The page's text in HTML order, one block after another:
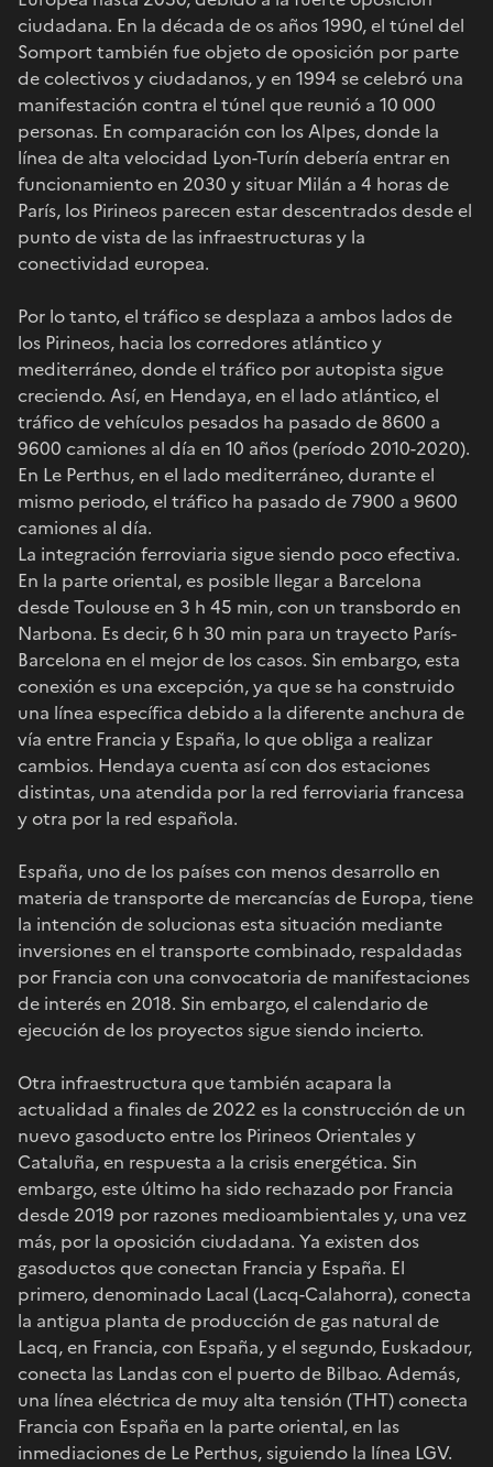
ciudadana. En la década de os años 1990, el túnel del
Somport también fue objeto de oposición por parte
de colectivos y ciudadanos, y en 1994 se celebró una
manifestación contra el túnel que reunió a 10 000
personas. En comparación con los Alpes, donde la
línea de alta velocidad Lyon-Turín debería entrar en
funcionamiento en 2030 y situar Milán a 4 horas de
París, los Pirineos parecen estar descentrados desde el
punto de vista de las infraestructuras y la
conectividad europea.
Por lo tanto, el tráfico se desplaza a ambos lados de
los Pirineos, hacia los corredores atlántico y
mediterráneo, donde el tráfico por autopista sigue
creciendo. Así, en Hendaya, en el lado atlántico, el
tráfico de vehículos pesados ha pasado de 8600 a
9600 camiones al día en 10 años (período 2010-2020).
En Le Perthus, en el lado mediterráneo, durante el
mismo periodo, el tráfico ha pasado de 7900 a 9600
camiones al día.
La integración ferroviaria sigue siendo poco efectiva.
En la parte oriental, es posible llegar a Barcelona
desde Toulouse en 3 h 45 min, con un transbordo en
Narbona. Es decir, 6 h 30 min para un trayecto París-
Barcelona en el mejor de los casos. Sin embargo, esta
conexión es una excepción, ya que se ha construido
una línea específica debido a la diferente anchura de
vía entre Francia y España, lo que obliga a realizar
cambios. Hendaya cuenta así con dos estaciones
distintas, una atendida por la red ferroviaria francesa
y otra por la red española.
España, uno de los países con menos desarrollo en
materia de transporte de mercancías de Europa, tiene
la intención de solucionas esta situación mediante
inversiones en el transporte combinado, respaldadas
por Francia con una convocatoria de manifestaciones
de interés en 2018. Sin embargo, el calendario de
ejecución de los proyectos sigue siendo incierto.
Otra infraestructura que también acapara la
actualidad a finales de 2022 es la construcción de un
nuevo gasoducto entre los Pirineos Orientales y
Cataluña, en respuesta a la crisis energética. Sin
embargo, este último ha sido rechazado por Francia
desde 2019 por razones medioambientales y, una vez
más, por la oposición ciudadana. Ya existen dos
gasoductos que conectan Francia y España. El
primero, denominado Lacal (Lacq-Calahorra), conecta
la antigua planta de producción de gas natural de
Lacq, en Francia, con España, y el segundo, Euskadour,
conecta las Landas con el puerto de Bilbao. Además,
una línea eléctrica de muy alta tensión (THT) conecta
Francia con España en la parte oriental, en las
inmediaciones de Le Perthus, siguiendo la línea LGV.